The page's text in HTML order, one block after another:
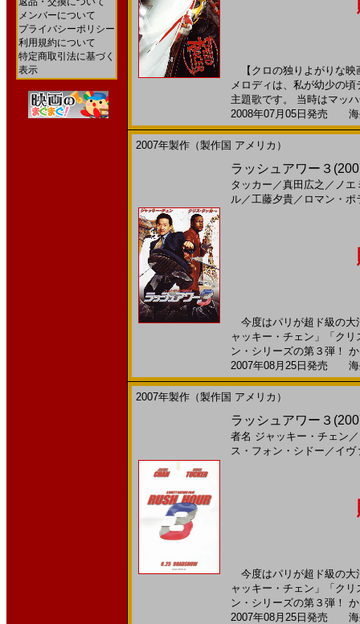
メンバーについて
プライバシーポリシー
利用規約について
特定商取引法に基づく
表示
【クロの独りよがりな映
メロディは、私が幼少の
主題歌です。 当時はマッ
2008年07月05日発売 海
2007年製作（製作国 アメリカ）
ラッシュアワー３
タッカー ／真田広之 ／ ノエ
ル／工藤夕貴／ ロマン・ポ
今度はパリが超ド級の大
ャッキー・チェン」「ク
ン・シリーズの第３弾！
2007年08月25日発売 海
2007年製作（製作国 アメリカ）
ラッシュアワー３
者名 ジャッキー・チェン ／
ス・フォン・シドー ／ イヴ
今度はパリが超ド級の大
ャッキー・チェン」「ク
ン・シリーズの第３弾！
2007年08月25日発売 海